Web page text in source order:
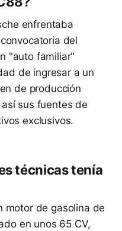
enfrentaba
del
"auto familiar"
de ingresar a un
de producción
sus fuentes de
exclusivos.
técnicas tenía
motor de gasolina de
en unos 65 CV,